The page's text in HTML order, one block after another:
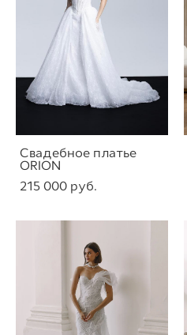
Свадебное платье
ORION
215 000 pуб.